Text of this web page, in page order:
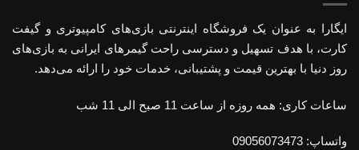
ایگارا به عنوان یک فروشگاه اینترنتی بازی‌های کامپیوتری و گیفت
کارت، با هدف تسهیل و دسترسی راحت گیمرهای ایرانی به بازی‌های
روز دنیا با بهترین قیمت و پشتیبانی، خدمات خود را ارائه می‌دهد.
ساعات کاری: همه روزه از ساعت 11 صبح الی 11 شب
واتساپ: 09056073473